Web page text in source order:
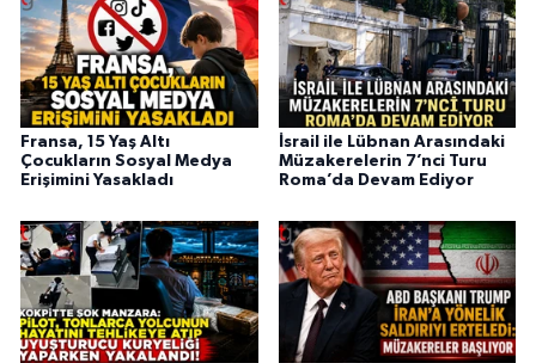
Fransa, 15 Yaş Altı
Çocukların Sosyal Medya
Erişimini Yasakladı
İsrail ile Lübnan Arasındaki
Müzakerelerin 7’nci Turu
Roma’da Devam Ediyor